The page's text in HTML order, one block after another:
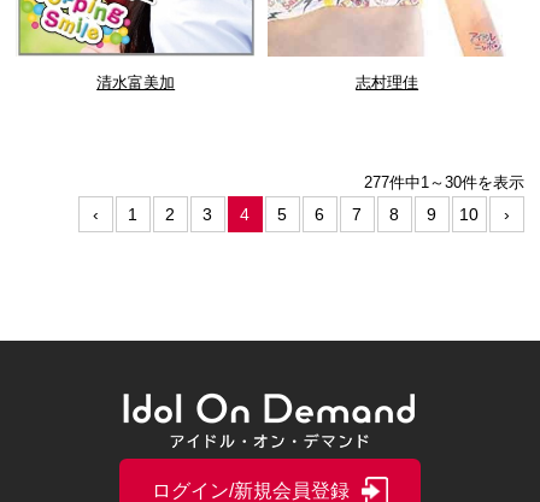
清水富美加 志村理佳
277件中1～30件を表示
‹ 1 2 3 4 5 6 7 8 9 10 ›
ログイン/新規会員登録